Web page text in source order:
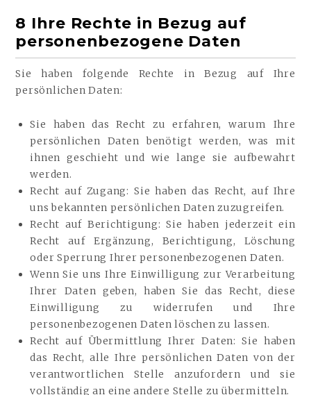
8 Ihre Rechte in Bezug auf
personenbezogene Daten
Sie haben folgende Rechte in Bezug auf Ihre
persönlichen Daten:
Sie haben das Recht zu erfahren, warum Ihre
persönlichen Daten benötigt werden, was mit
ihnen geschieht und wie lange sie aufbewahrt
werden.
Recht auf Zugang: Sie haben das Recht, auf Ihre
uns bekannten persönlichen Daten zuzugreifen.
Recht auf Berichtigung: Sie haben jederzeit ein
Recht auf Ergänzung, Berichtigung, Löschung
oder Sperrung Ihrer personenbezogenen Daten.
Wenn Sie uns Ihre Einwilligung zur Verarbeitung
Ihrer Daten geben, haben Sie das Recht, diese
Einwilligung zu widerrufen und Ihre
personenbezogenen Daten löschen zu lassen.
Recht auf Übermittlung Ihrer Daten: Sie haben
das Recht, alle Ihre persönlichen Daten von der
verantwortlichen Stelle anzufordern und sie
vollständig an eine andere Stelle zu übermitteln.